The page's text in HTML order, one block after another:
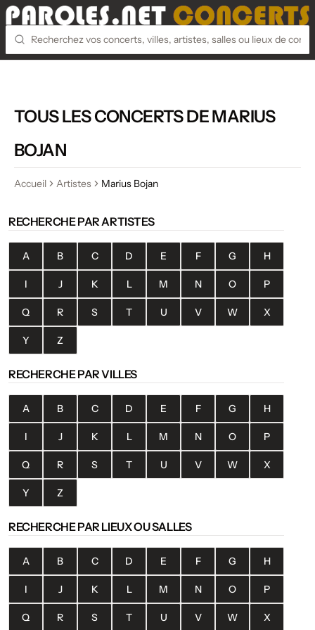
TOUS LES CONCERTS DE MARIUS
BOJAN
Accueil Artistes Marius Bojan
RECHERCHE PAR ARTISTES
A B C D E F G H
I J K L M N O P
Q R S T U V W X
Y Z
RECHERCHE PAR VILLES
A B C D E F G H
I J K L M N O P
Q R S T U V W X
Y Z
RECHERCHE PAR LIEUX OU SALLES
A B C D E F G H
I J K L M N O P
Q R S T U V W X